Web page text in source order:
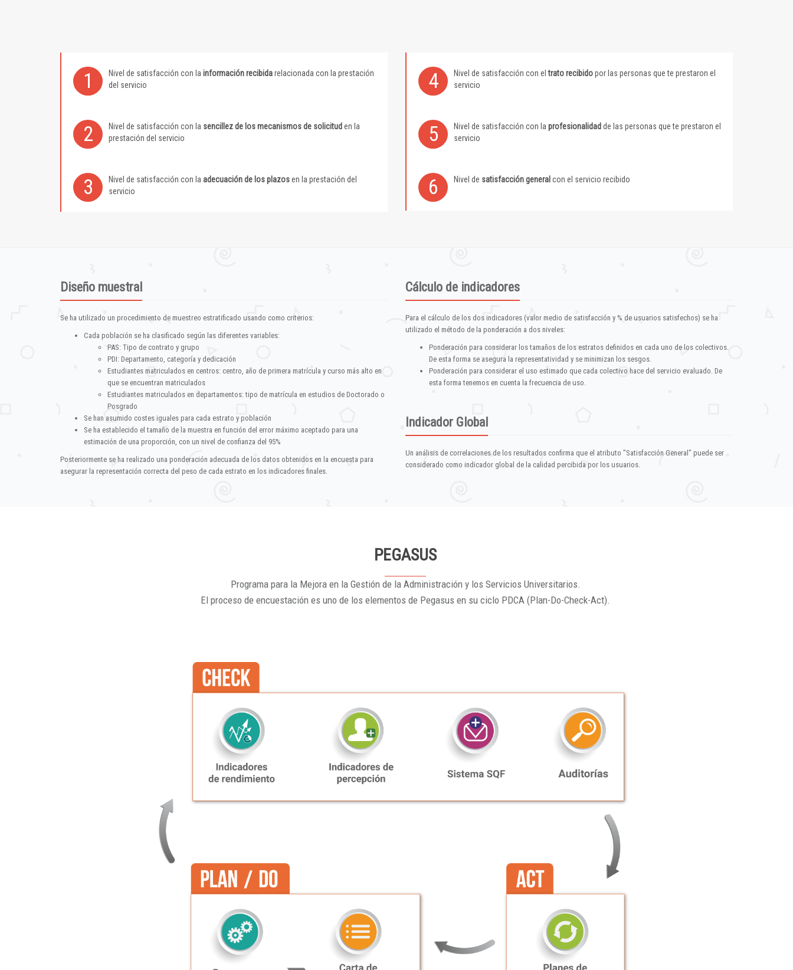
1 Nivel de satisfacción con la información recibidarelacionada con la prestación
del servicio
4 Nivel de satisfacción con eltrato recibidopor las personas que te prestaron el
servicio
2 Nivel de satisfacción con la sencillez de los mecanismos de solicitud en la
prestación del servicio
5 Nivel de satisfacción con la profesionalidad de las personas que te prestaron el
servicio
3 Nivel de satisfacción con la adecuación de los plazosen la prestación del
servicio
6 Nivel de satisfacción general con el servicio recibido
Diseño muestral
Se ha utilizado un procedimiento de muestreo estratificado usando como criterios:
Cada población se ha clasificado según las diferentes variables:
PAS: Tipo de contrato y grupo
PDI: Departamento, categoría y dedicación
Estudiantes matriculados en centros: centro, año de primera matrícula y curso más alto en
que se encuentran matriculados
Estudiantes matriculados en departamentos: tipo de matrícula en estudios de Doctorado o
Posgrado
Se han asumido costes iguales para cada estrato y población
Se ha establecido el tamaño de la muestra en función del error máximo aceptado para una
estimación de una proporción, con un nivel de confianza del 95%
Posteriormente se ha realizado una ponderación adecuada de los datos obtenidos en la encuesta para
asegurar la representación correcta del peso de cada estrato en los indicadores finales.
Cálculo de indicadores
Para el cálculo de los dos indicadores (valor medio de satisfacción y % de usuarios satisfechos) se ha
utilizado el método de la ponderación a dos niveles:
Ponderación para considerar los tamaños de los estratos definidos en cada uno de los colectivos.
De esta forma se asegura la representatividad y se minimizan los sesgos.
Ponderación para considerar el uso estimado que cada colectivo hace del servicio evaluado. De
esta forma tenemos en cuenta la frecuencia de uso.
Indicador Global
Un análisis de correlaciones de los resultados confirma que el atributo "Satisfacción General" puede ser
considerado como indicador global de la calidad percibida por los usuarios.
PEGASUS
Programa para la Mejora en la Gestión de la Administración y los Servicios Universitarios.
El proceso de encuestación es uno de los elementos de Pegasus en su ciclo PDCA (Plan-Do-Check-Act).